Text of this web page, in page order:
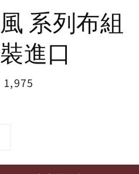
系列布組
進口
1,975